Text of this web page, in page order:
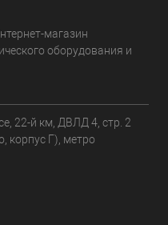
магазин
оборудования и
22-й км, ДВЛД 4, стр. 2
корпус Г), метро